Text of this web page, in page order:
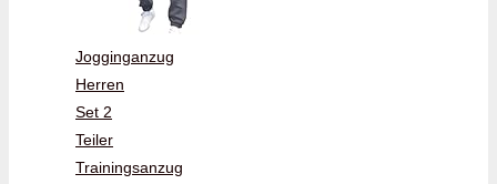
Jogginganzug
Herren
Set 2
Teiler
Trainingsanzug